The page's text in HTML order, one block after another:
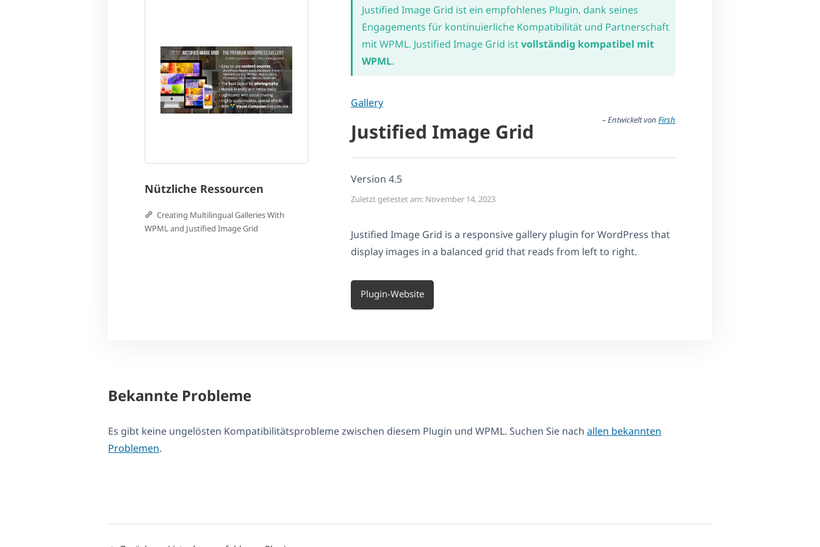
Nützliche Ressourcen
Creating Multilingual Galleries With
WPML and Justified Image Grid
Justified Image Grid ist ein empfohlenes Plugin, dank seines
Engagements für kontinuierliche Kompatibilität und Partnerschaft
mit WPML. Justified Image Grid istvollständig kompatibel mit
WPML.
Gallery
Justified Image Grid – Entwickelt von Firsh
Version 4.5
Zuletzt getestet am: November 14, 2023
Justified Image Grid is a responsive gallery plugin for WordPress that
display images in a balanced grid that reads from left to right.
Plugin-Website
Bekannte Probleme
Es gibt keine ungelösten Kompatibilitätsprobleme zwischen diesem Plugin und WPML. Suchen Sie nach allen bekannten
Problemen.